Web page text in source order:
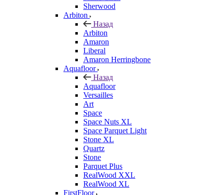
Sherwood
Arbiton
Назад
Arbiton
Amaron
Liberal
Amaron Herringbone
Aquafloor
Назад
Aquafloor
Versailles
Art
Space
Space Nuts XL
Space Parquet Light
Stone XL
Quartz
Stone
Parquet Plus
RealWood XXL
RealWood XL
FirstFloor